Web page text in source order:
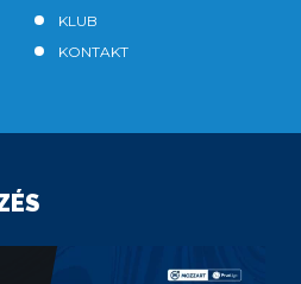
KLUB
KONTAKT